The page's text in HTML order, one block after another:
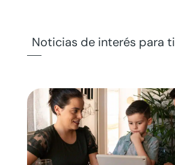
Noticias de interés para ti